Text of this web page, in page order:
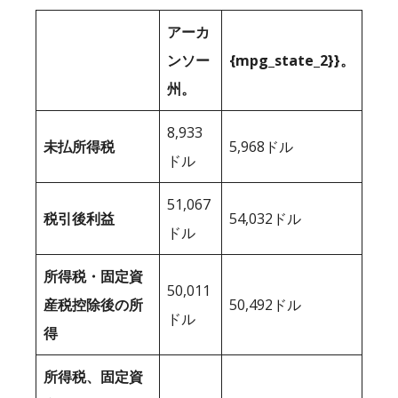
アーカ
ンソー
州。
{mpg_state_2}}。
未払所得税
8,933
ドル
5,968ドル
税引後利益
51,067
ドル
54,032ドル
所得税・固定資
産税控除後の所
得
50,011
ドル
50,492ドル
所得税、固定資